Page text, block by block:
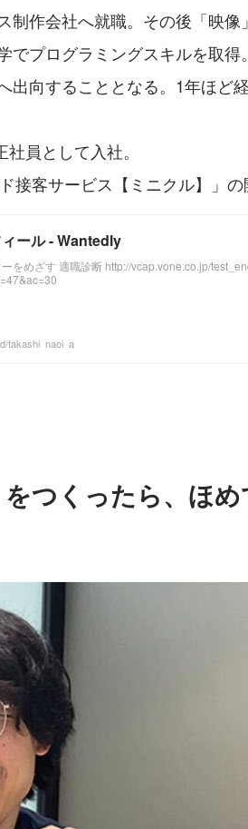
制作会社へ就職。その後「映像
でプログラミングスキルを取得
出向することとなる。1年ほど
員として入社。
接客サービス【ミニクル】」
ール - Wantedly
をめざす 適職診断 http://vcap.vone.co.jp/
takashi_naoi_a
つくったら、ほ